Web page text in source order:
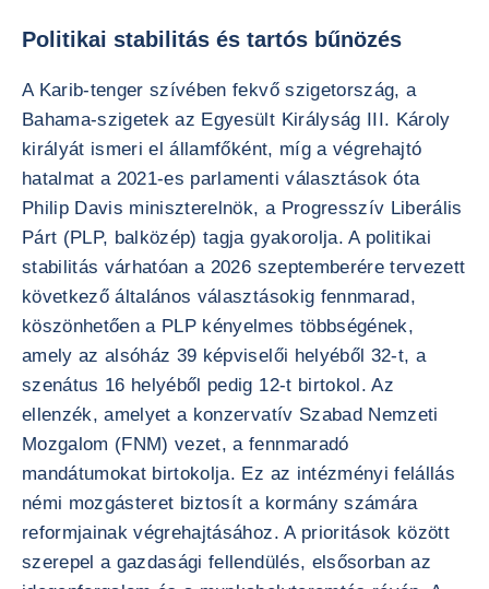
Politikai stabilitás és tartós bűnözés
A Karib-tenger szívében fekvő szigetország, a
Bahama-szigetek az Egyesült Királyság III. Károly
királyát ismeri el államfőként, míg a végrehajtó
hatalmat a 2021-es parlamenti választások óta
Philip Davis miniszterelnök, a Progresszív Liberális
Párt (PLP, balközép) tagja gyakorolja. A politikai
stabilitás várhatóan a 2026 szeptemberére tervezett
következő általános választásokig fennmarad,
köszönhetően a PLP kényelmes többségének,
amely az alsóház 39 képviselői helyéből 32-t, a
szenátus 16 helyéből pedig 12-t birtokol. Az
ellenzék, amelyet a konzervatív Szabad Nemzeti
Mozgalom (FNM) vezet, a fennmaradó
mandátumokat birtokolja. Ez az intézményi felállás
némi mozgásteret biztosít a kormány számára
reformjainak végrehajtásához. A prioritások között
szerepel a gazdasági fellendülés, elsősorban az